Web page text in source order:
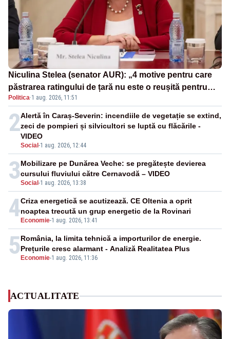
Niculina Stelea (senator AUR): „4 motive pentru care
păstrarea ratingului de țară nu este o reușită pentru
Guvernul Bolojan”
Politica·1 aug. 2026, 11:51
2
Social -1 aug. 2026, 12:44
Alertă în Caraș-Severin: incendiile de vegetație se extind,
zeci de pompieri și silvicultori se luptă cu flăcările -
VIDEO
3Social -1 aug. 2026, 13:38
Mobilizare pe Dunărea Veche: se pregătește devierea
cursului fluviului către Cernavodă – VIDEO
4 Economie-1 aug. 2026, 13:41
Criza energetică se acutizează. CE Oltenia a oprit
noaptea trecută un grup energetic de la Rovinari
5 Economie-1 aug. 2026, 11:36
România, la limita tehnică a importurilor de energie.
Prețurile cresc alarmant - Analiză Realitatea Plus
ACTUALITATE